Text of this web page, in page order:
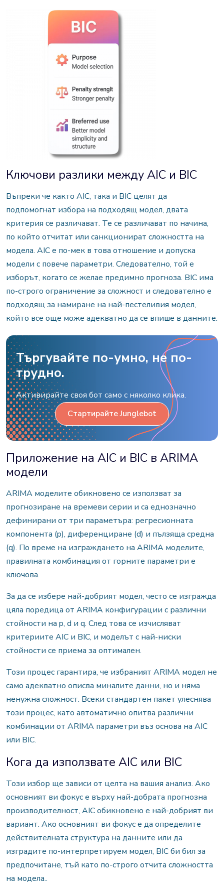
Ключови разлики между AIC и BIC
Въпреки че както AIC, така и BIC целят да
подпомогнат избора на подходящ модел, двата
критерия се различават. Те се различават по начина,
по който отчитат или санкционират сложността на
модела. AIC е по-мек в това отношение и допуска
модели с повече параметри. Следователно, той е
изборът, когато се желае предимно прогноза. BIC има
по-строго ограничение за сложност и следователно е
подходящ за намиране на най-пестеливия модел,
който все още може адекватно да се впише в данните.
Търгувайте по-умно, не по-
трудно.
Активирайте своя бот само с няколко клика.
Стартирайте Junglebot
Приложение на AIC и BIC в ARIMA
модели
ARIMA моделите обикновено се използват за
прогнозиране на времеви серии и са еднозначно
дефинирани от три параметъра: регресионната
компонента (p), диференциране (d) и пълзяща средна
(q). По време на изграждането на ARIMA моделите,
правилната комбинация от горните параметри е
ключова.
За да се избере най-добрият модел, често се изгражда
цяла поредица от ARIMA конфигурации с различни
стойности на p, d и q. След това се изчисляват
критериите AIC и BIC, и моделът с най-ниски
стойности се приема за оптимален.
Този процес гарантира, че избраният ARIMA модел не
само адекватно описва миналите данни, но и няма
ненужна сложност. Всеки стандартен пакет улеснява
този процес, като автоматично опитва различни
комбинации от ARIMA параметри въз основа на AIC
или BIC.
Кога да използвате AIC или BIC
Този избор ще зависи от целта на вашия анализ. Ако
основният ви фокус е върху най-добрата прогнозна
производителност, AIC обикновено е най-добрият ви
вариант. Ако основният ви фокус е да определите
действителната структура на данните или да
изградите по-интерпретируем модел, BIC би бил за
предпочитане, тъй като по-строго отчита сложността
на модела..